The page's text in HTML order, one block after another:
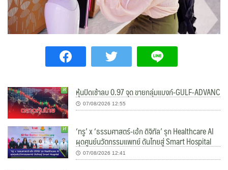
หุ้นปิดเช้าลบ 0.97 จุด ขายกลุ่มแบงก์-GULF-ADVANC
07/08/2026 12:55
‘ทรู’ x ‘ธรรมศาสตร์-เอ้ก ดิจิทัล’ รุก Healthcare AI
ผุดศูนย์นวัตกรรมแพทย์ ดันไทยสู่ Smart Hospital
07/08/2026 12:41